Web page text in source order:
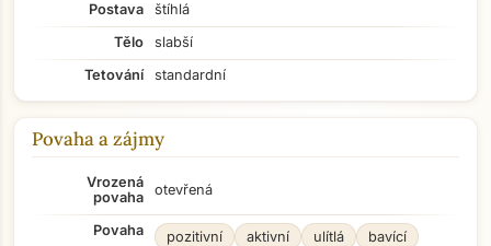
Postava
štíhlá
Tělo
slabší
Tetování
standardní
Povaha a zájmy
Vrozená
povaha
otevřená
Povaha pozitivní aktivní ulítlá
bavící